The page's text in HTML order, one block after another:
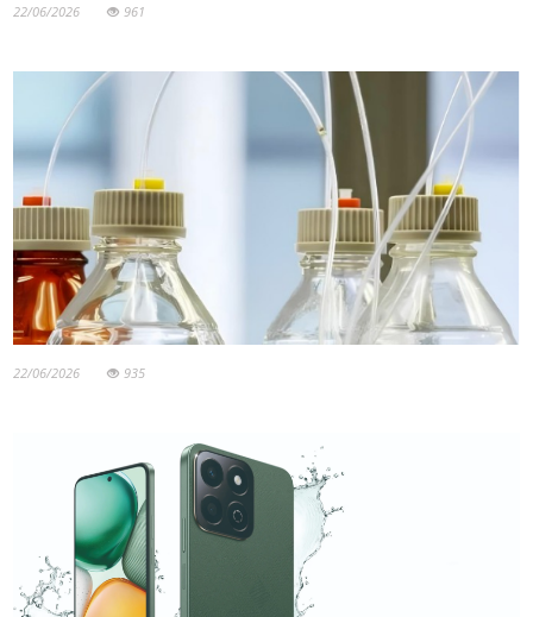
22/06/2026 961
22/06/2026 935